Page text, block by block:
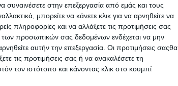
στην επεξεργασία από εμάς και τους
μπορείτε να κάνετε κλικ για να αρνηθείτε να
πληροφορίες και να αλλάξετε τις προτιμήσεις σας
των προσωπικών σας δεδομένων ενδέχεται να μην
αυτήν την επεξεργασία. Οι προτιμήσεις σαςθα
τις προτιμήσεις σας ή να ανακαλέσετε τη
τον ιστότοπο και κάνοντας κλικ στο κουμπί